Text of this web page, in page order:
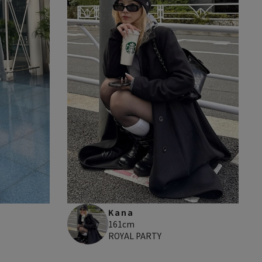
Kana
161cm
ROYAL PARTY